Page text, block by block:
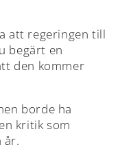
att regeringen till
begärt en
den kommer
borde ha
kritik som
år.